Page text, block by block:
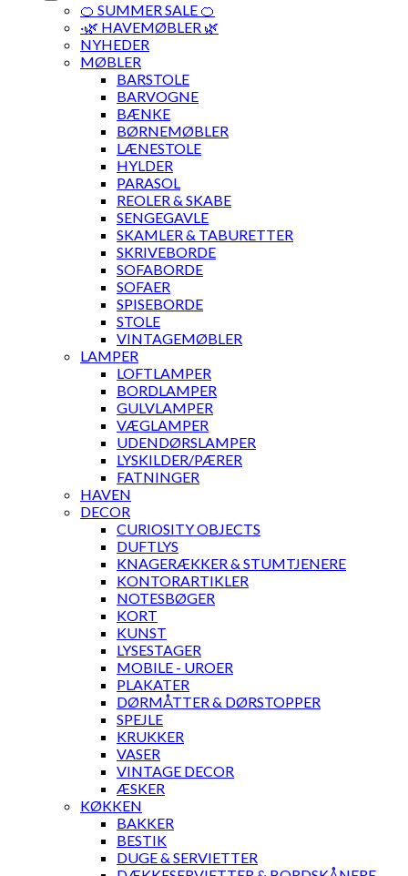
🍊 SUMMER SALE 🍊
·🌿 HAVEMØBLER 🌿
NYHEDER
MØBLER
BARSTOLE
BARVOGNE
BÆNKE
BØRNEMØBLER
LÆNESTOLE
HYLDER
PARASOL
REOLER & SKABE
SENGEGAVLE
SKAMLER & TABURETTER
SKRIVEBORDE
SOFABORDE
SOFAER
SPISEBORDE
STOLE
VINTAGEMØBLER
LAMPER
LOFTLAMPER
BORDLAMPER
GULVLAMPER
VÆGLAMPER
UDENDØRSLAMPER
LYSKILDER/PÆRER
FATNINGER
HAVEN
DECOR
CURIOSITY OBJECTS
DUFTLYS
KNAGERÆKKER & STUMTJENERE
KONTORARTIKLER
NOTESBØGER
KORT
KUNST
LYSESTAGER
MOBILE - UROER
PLAKATER
DØRMÅTTER & DØRSTOPPER
SPEJLE
KRUKKER
VASER
VINTAGE DECOR
ÆSKER
KØKKEN
BAKKER
BESTIK
DUGE & SERVIETTER